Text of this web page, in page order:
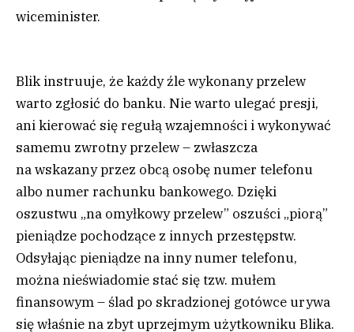
wiceminister.
Blik instruuje, że każdy źle wykonany przelew
warto zgłosić do banku. Nie warto ulegać presji,
ani kierować się regułą wzajemności i wykonywać
samemu zwrotny przelew – zwłaszcza
na wskazany przez obcą osobę numer telefonu
albo numer rachunku bankowego. Dzięki
oszustwu „na omyłkowy przelew” oszuści „piorą”
pieniądze pochodzące z innych przestępstw.
Odsyłając pieniądze na inny numer telefonu,
można nieświadomie stać się tzw. mułem
finansowym – ślad po skradzionej gotówce urywa
się właśnie na zbyt uprzejmym użytkowniku Blika.